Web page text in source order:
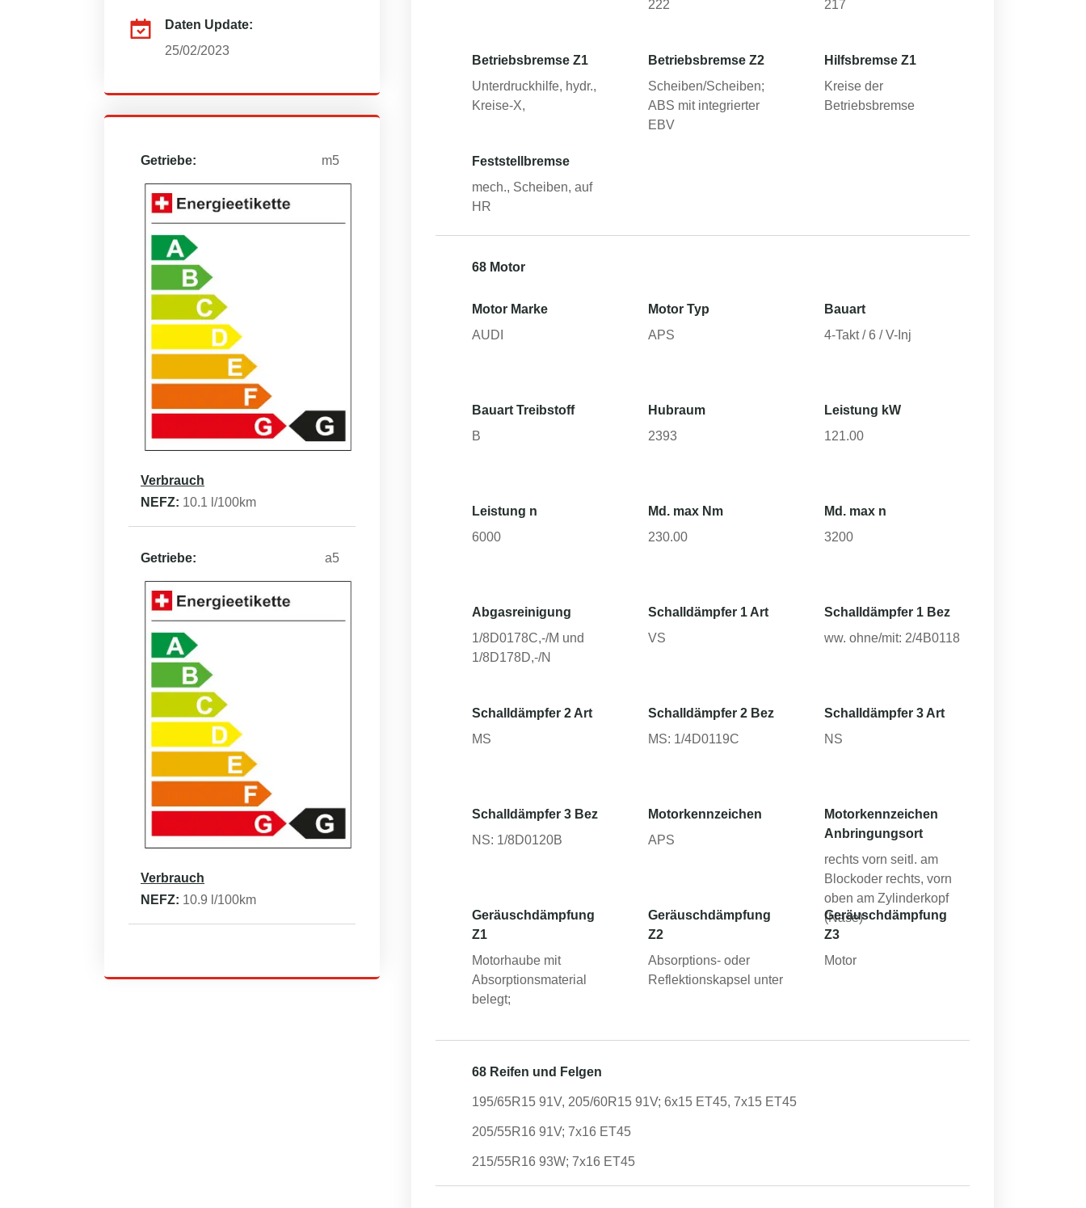
Daten Update:
25/02/2023
Getriebe: m5
Verbrauch
NEFZ: 10.1 l/100km
Getriebe: a5
Verbrauch
NEFZ: 10.9 l/100km
222
217
Betriebsbremse Z1
Unterdruckhilfe, hydr.,
Kreise-X,
Betriebsbremse Z2
Scheiben/Scheiben;
ABS mit integrierter
EBV
Hilfsbremse Z1
Kreise der
Betriebsbremse
Feststellbremse
mech., Scheiben, auf
HR
68 Motor
Motor Marke
AUDI
Motor Typ
APS
Bauart
4-Takt / 6 / V-Inj
Bauart Treibstoff
B
Hubraum
2393
Leistung kW
121.00
Leistung n
6000
Md. max Nm
230.00
Md. max n
3200
Abgasreinigung
1/8D0178C,-/M und
1/8D178D,-/N
Schalldämpfer 1 Art
VS
Schalldämpfer 1 Bez
ww. ohne/mit: 2/4B0118
Schalldämpfer 2 Art
MS
Schalldämpfer 2 Bez
MS: 1/4D0119C
Schalldämpfer 3 Art
NS
Schalldämpfer 3 Bez
NS: 1/8D0120B
Motorkennzeichen
APS
Motorkennzeichen
Anbringungsort
rechts vorn seitl. am
Blockoder rechts, vorn
oben am Zylinderkopf
(Nase)
Geräuschdämpfung
Z1
Motorhaube mit
Absorptionsmaterial
belegt;
Geräuschdämpfung
Z2
Absorptions- oder
Reflektionskapsel unter
Geräuschdämpfung
Z3
Motor
68 Reifen und Felgen
195/65R15 91V, 205/60R15 91V; 6x15 ET45, 7x15 ET45
205/55R16 91V; 7x16 ET45
215/55R16 93W; 7x16 ET45